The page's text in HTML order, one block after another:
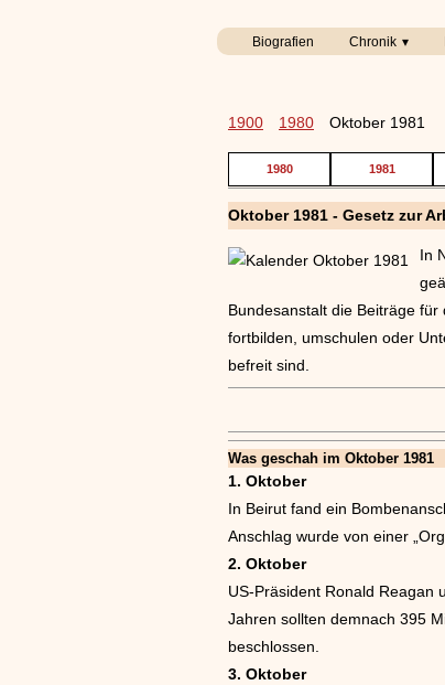
Biografien Chronik
1900 1980 Oktober 1981
1980 1981
Oktober 1981 - Gesetz zur
In
Bundesanstalt die Beiträge
fortbilden, umschulen oder
befreit sind.
Was geschah im Oktober 1981
1. Oktober
In Beirut fand ein
Anschlag wurde von einer
2. Oktober
US-Präsident Ronald Reagan
Jahren sollten demnach 395
beschlossen.
3. Oktober